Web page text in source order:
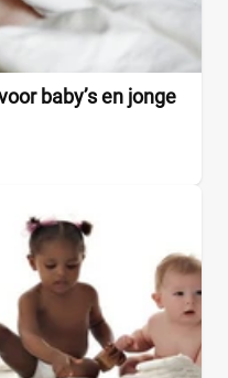
baby’s en jonge